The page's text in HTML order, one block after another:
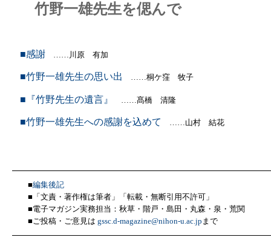
竹野一雄先生を偲んで
■感謝 ……川原 有加
■竹野一雄先生の思い出 ……桐ケ窪 牧子
■『竹野先生の遺言』 ……髙橋 清隆
■竹野一雄先生への感謝を込めて ……山村 結花
■編集後記
■「文責・著作権は筆者」「転載・無断引用不許可」
■電子マガジン実務担当：秋草・階戸・島田・丸森・泉・荒関
■ご投稿・ご意見は gssc.d-magazine@nihon-u.ac.jp まで